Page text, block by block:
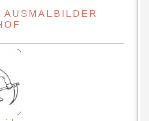
AUSMALBILDER